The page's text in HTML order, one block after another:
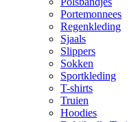
Portemonnees
Regenkleding
Sjaals
Slippers
Sokken
Sportkleding
T-shirts
Truien
Hoodies